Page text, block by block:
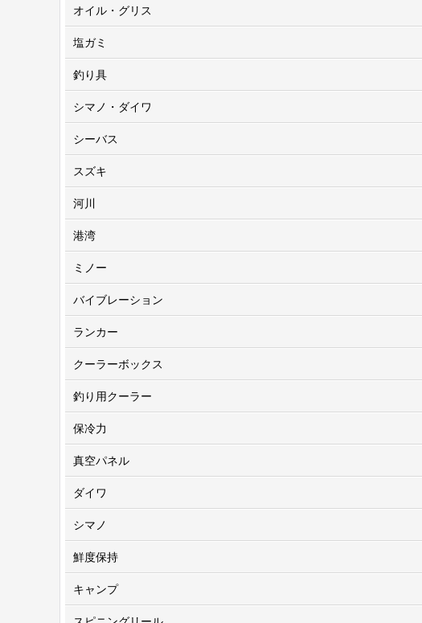
オイル・グリス
塩ガミ
釣り具
シマノ・ダイワ
シーバス
スズキ
河川
港湾
ミノー
バイブレーション
ランカー
クーラーボックス
釣り用クーラー
保冷力
真空パネル
ダイワ
シマノ
鮮度保持
キャンプ